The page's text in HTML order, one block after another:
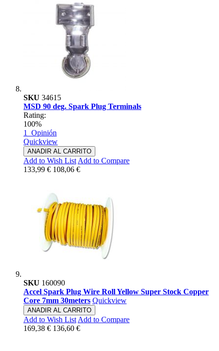
SKU 34615
MSD 90 deg. Spark Plug Terminals
Rating:
100%
1 Opinión
Quickview
ANADIR AL CARRITO
Add to Wish List Add to Compare
133,99 € 108,06 €
SKU 160090
Accel Spark Plug Wire Roll Yellow Super Stock Copper
Core 7mm 30meters Quickview
ANADIR AL CARRITO
Add to Wish List Add to Compare
169,38 € 136,60 €